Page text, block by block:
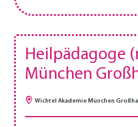
Heilpädagoge
München
Wichtel Akademie München